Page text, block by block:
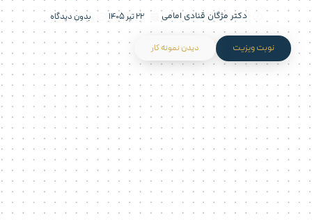
دکتر مژگان قنادی امامی
۲۲ تیر ۱۴۰۵ بدون دیدگاه
نوبت ویزیت دیدن نمونه کار